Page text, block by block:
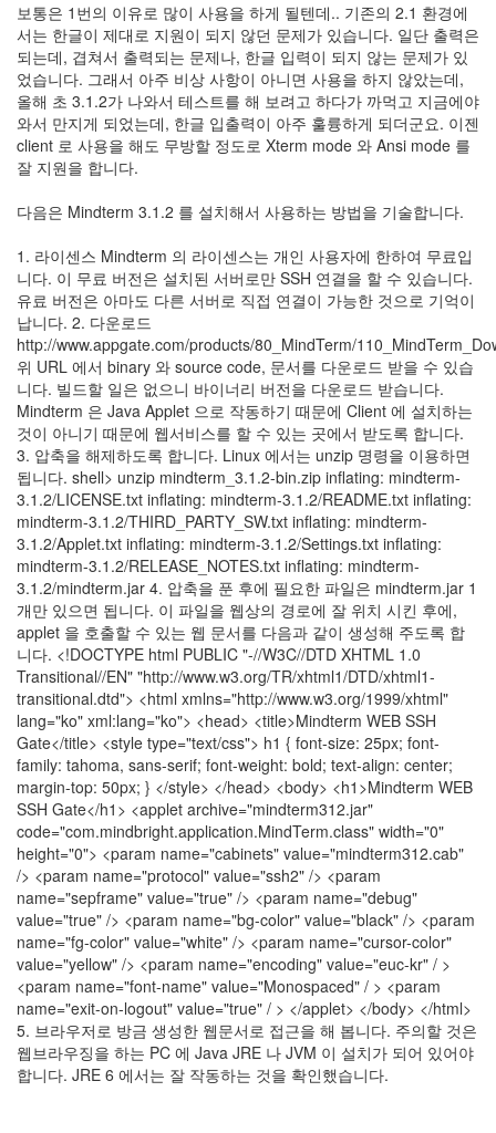
보통은 1번의 이유로 많이 사용을 하게 될텐데.. 기존의 2.1 환경에
서는 한글이 제대로 지원이 되지 않던 문제가 있습니다. 일단 출력은
되는데, 겹쳐서 출력되는 문제나, 한글 입력이 되지 않는 문제가 있
었습니다. 그래서 아주 비상 사항이 아니면 사용을 하지 않았는데,
올해 초 3.1.2가 나와서 테스트를 해 보려고 하다가 까먹고 지금에야
와서 만지게 되었는데, 한글 입출력이 아주 훌륭하게 되더군요. 이젠
client 로 사용을 해도 무방할 정도로 Xterm mode 와 Ansi mode 를
잘 지원을 합니다.
다음은 Mindterm 3.1.2 를 설치해서 사용하는 방법을 기술합니다.
1. 라이센스 Mindterm 의 라이센스는 개인 사용자에 한하여 무료입
니다. 이 무료 버전은 설치된 서버로만 SSH 연결을 할 수 있습니다.
유료 버전은 아마도 다른 서버로 직접 연결이 가능한 것으로 기억이
납니다. 2. 다운로드
http://www.appgate.com/products/80_MindTerm/
위 URL 에서 binary 와 source code, 문서를 다운로드 받을 수 있습
니다. 빌드할 일은 없으니 바이너리 버전을 다운로드 받습니다.
Mindterm 은 Java Applet 으로 작동하기 때문에 Client 에 설치하는
것이 아니기 때문에 웹서비스를 할 수 있는 곳에서 받도록 합니다.
3. 압축을 해제하도록 합니다. Linux 에서는 unzip 명령을 이용하면
됩니다. shell> unzip mindterm_3.1.2-bin.zip inflating: mindterm-
3.1.2/LICENSE.txt inflating: mindterm-3.1.2/README.txt inflating:
mindterm-3.1.2/THIRD_PARTY_SW.txt inflating: mindterm-
3.1.2/Applet.txt inflating: mindterm-3.1.2/Settings.txt inflating:
mindterm-3.1.2/RELEASE_NOTES.txt inflating: mindterm-
3.1.2/mindterm.jar 4. 압축을 푼 후에 필요한 파일은 mindterm.jar 1
개만 있으면 됩니다. 이 파일을 웹상의 경로에 잘 위치 시킨 후에,
applet 을 호출할 수 있는 웹 문서를 다음과 같이 생성해 주도록 합
니다. <!DOCTYPE html PUBLIC "-//W3C//DTD XHTML 1.0
Transitional//EN" "http://www.w3.org/TR/xhtml1/DTD/xhtml1-
transitional.dtd"> <html xmlns="http://www.w3.org/1999/xhtml"
lang="ko" xml:lang="ko"> <head> <title>Mindterm WEB SSH
Gate</title> <style type="text/css"> h1 { font-size: 25px; font-
family: tahoma, sans-serif; font-weight: bold; text-align: center;
margin-top: 50px; } </style> </head> <body> <h1>Mindterm WEB
SSH Gate</h1> <applet archive="mindterm312.jar"
code="com.mindbright.application.MindTerm.class" width="0"
height="0"> <param name="cabinets" value="mindterm312.cab"
/> <param name="protocol" value="ssh2" /> <param
name="sepframe" value="true" /> <param name="debug"
value="true" /> <param name="bg-color" value="black" /> <param
name="fg-color" value="white" /> <param name="cursor-color"
value="yellow" /> <param name="encoding" value="euc-kr" / >
<param name="font-name" value="Monospaced" / > <param
name="exit-on-logout" value="true" / > </applet> </body> </html>
5. 브라우저로 방금 생성한 웹문서로 접근을 해 봅니다. 주의할 것은
웹브라우징을 하는 PC 에 Java JRE 나 JVM 이 설치가 되어 있어야
합니다. JRE 6 에서는 잘 작동하는 것을 확인했습니다.
AnNyung
Firefox
Mozilla
군
이
표
iPutty
AnNyung
LInux
불
여
우
Notices
Find!
Categories
전
체
192
주
절
주
절
30
군
이
11
둘
째
사
고
일
지
3
Tech
143
안
녕
리
눅